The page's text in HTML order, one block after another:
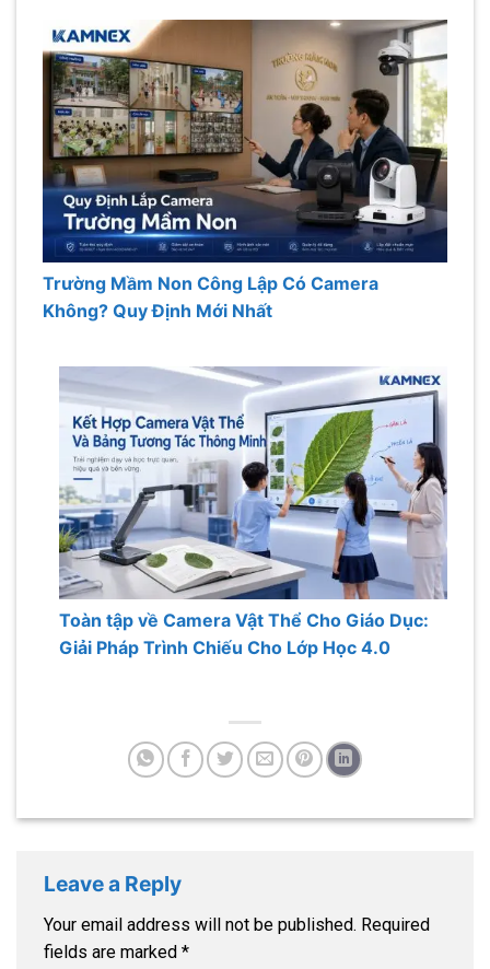
Trường Mầm Non Công Lập Có Camera
Không? Quy Định Mới Nhất
Toàn tập về Camera Vật Thể Cho Giáo Dục:
Giải Pháp Trình Chiếu Cho Lớp Học 4.0
Leave a Reply
Your email address will not be published. Required
fields are marked *